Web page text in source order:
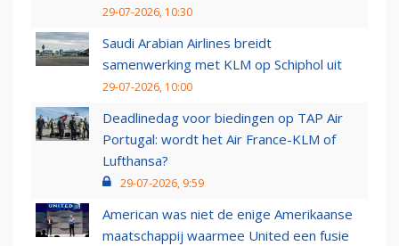
29-07-2026, 10:30
Saudi Arabian Airlines breidt
samenwerking met KLM op Schiphol uit
29-07-2026, 10:00
Deadlinedag voor biedingen op TAP Air
Portugal: wordt het Air France-KLM of
Lufthansa?
29-07-2026, 9:59
American was niet de enige Amerikaanse
maatschappij waarmee United een fusie